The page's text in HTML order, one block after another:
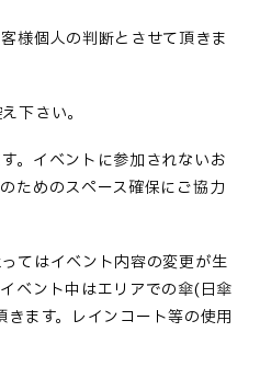
様個人の判断とさせて頂きま
下さい。
。イベントに参加されないお
ためのスペース確保にご協力
てはイベント内容の変更が生
ベント中はエリアでの傘(日傘
きます。レインコート等の使用